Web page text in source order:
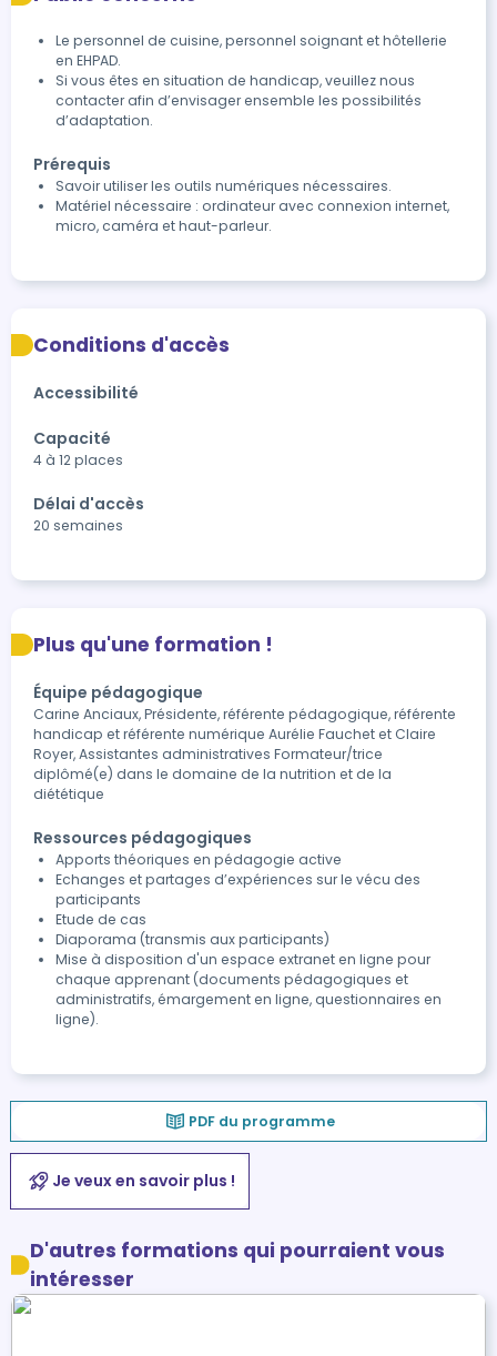
Le personnel de cuisine, personnel soignant et hôtellerie
en EHPAD.
Si vous êtes en situation de handicap, veuillez nous
contacter afin d’envisager ensemble les possibilités
d’adaptation.
Prérequis
Savoir utiliser les outils numériques nécessaires.
Matériel nécessaire : ordinateur avec connexion internet,
micro, caméra et haut-parleur.
Conditions d'accès
Accessibilité
Capacité
4 à 12 places
Délai d'accès
20 semaines
Plus qu'une formation !
Équipe pédagogique
Carine Anciaux, Présidente, référente pédagogique, référente
handicap et référente numérique Aurélie Fauchet et Claire
Royer, Assistantes administratives Formateur/trice
diplômé(e) dans le domaine de la nutrition et de la
diététique
Ressources pédagogiques
Apports théoriques en pédagogie active
Echanges et partages d’expériences sur le vécu des
participants
Etude de cas
Diaporama (transmis aux participants)
Mise à disposition d'un espace extranet en ligne pour
chaque apprenant (documents pédagogiques et
administratifs, émargement en ligne, questionnaires en
ligne).
PDF du programme
Je veux en savoir plus !
D'autres formations qui pourraient vous
intéresser